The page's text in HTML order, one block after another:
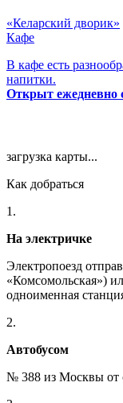
«Келарский дворик»
Кафе
В кафе есть
напитки.
Открыт ежедневно
загрузка карты...
Как добраться
1.
На электричке
Электропоезд
«Комсомольская»)
одноименная
2.
Автобусом
№ 388 из Москвы от